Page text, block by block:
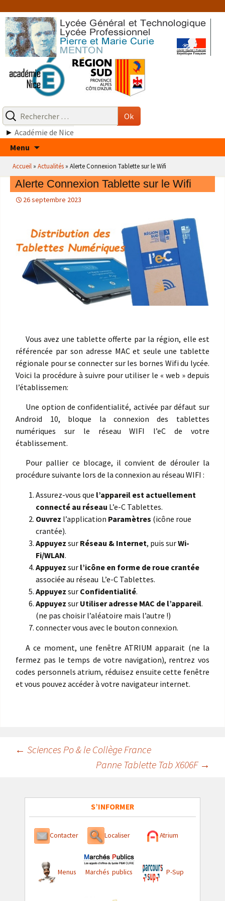
au
contenu
pour
:
Ok
► Académie de Nice
Menu
au
contenu
Accueil » Actualités » Alerte Connexion Tablette sur le Wifi
Alerte Connexion Tablette sur le Wifi
26 septembre 2023
Vous avez une tablette offerte par la région, elle est
référencée par son adresse MAC et seule une tablette
régionale pour se connecter sur les bornes Wifi du lycée.
Voici la procédure à suivre pour utiliser le « web » depuis
l’établissemen:
Une option de confidentialité, activée par défaut sur
Android 10, bloque la connexion des tablettes
numériques sur le réseau WIFI l’eC de votre
établissement.
Pour pallier ce blocage, il convient de dérouler la
procédure suivante lors de la connexion au réseau WIFI :
Assurez-vous que l’appareil est actuellement
connecté au réseau L’e-C Tablettes.
Ouvrez l’application Paramètres (icône roue
crantée).
Appuyez sur Réseau & Internet, puis surWi-
Fi/WLAN.
Appuyez sur l’icône en forme de roue crantée
associée au réseau L’e-C Tablettes.
Appuyez sur Confidentialité.
Appuyez sur Utiliser adresse MAC de l’appareil.
(ne pas choisir l’aléatoire mais l’autre !)
connecter vous avec le bouton connexion.
A ce moment, une fenêtre ATRIUM apparait (ne la
fermez pas le temps de votre navigation), rentrez vos
codes personnels atrium, réduisez ensuite cette fenêtre
et vous pouvez accéder à votre navigateur internet.
Navigation
← Sciences Po & le Collège France
Panne Tablette Tab X606F →
S’INFORMER
Contacter Localiser Atrium
Menus Marchés publics P-Sup